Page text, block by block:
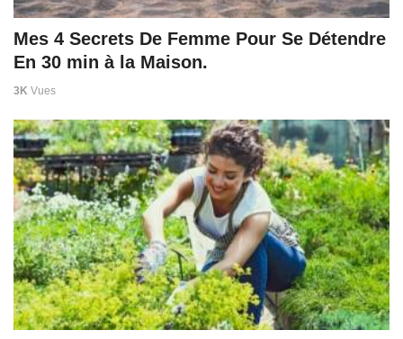
Mes 4 Secrets De Femme Pour Se Détendre
En 30 min à la Maison.
3K Vues